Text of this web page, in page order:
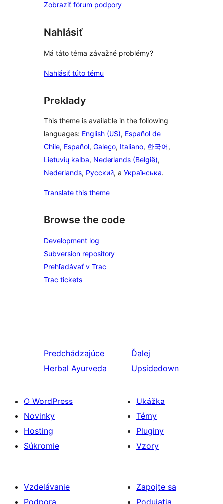
Zobraziť fórum podpory
Nahlásiť
Má táto téma závažné problémy?
Nahlásiť túto tému
Preklady
This theme is available in the following
languages: English (US), Español de
Chile, Español, Galego, Italiano, 한국어,
Lietuvių kalba, Nederlands (België),
Nederlands, Русский, a Українська.
Translate this theme
Browse the code
Development log
Subversion repository
Prehľadávať v Trac
Trac tickets
Predchádzajúce
Herbal Ayurveda
Ďalej
Upsidedown
O WordPress
Novinky
Hosting
Súkromie
Ukážka
Témy
Pluginy
Vzory
Vzdelávanie
Podpora
Zapojte sa
Podujatia